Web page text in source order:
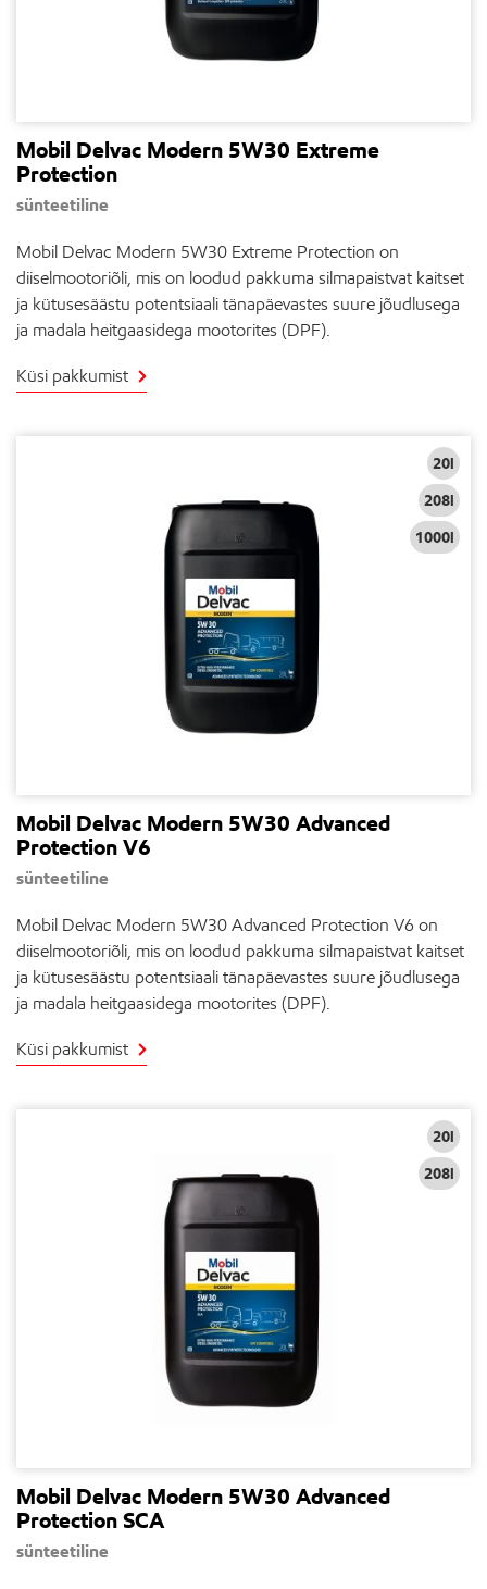
Mobil Delvac Modern 5W30 Extreme
Protection
sünteetiline
Mobil Delvac Modern 5W30 Extreme Protection on
diiselmootoriõli, mis on loodud pakkuma silmapaistvat kaitset
ja kütusesäästu potentsiaali tänapäevastes suure jõudlusega
ja madala heitgaasidega mootorites (DPF).
Küsi pakkumist
20l
208l
1000l
Mobil Delvac Modern 5W30 Advanced
Protection V6
sünteetiline
Mobil Delvac Modern 5W30 Advanced Protection V6 on
diiselmootoriõli, mis on loodud pakkuma silmapaistvat kaitset
ja kütusesäästu potentsiaali tänapäevastes suure jõudlusega
ja madala heitgaasidega mootorites (DPF).
Küsi pakkumist
20l
208l
Mobil Delvac Modern 5W30 Advanced
Protection SCA
sünteetiline